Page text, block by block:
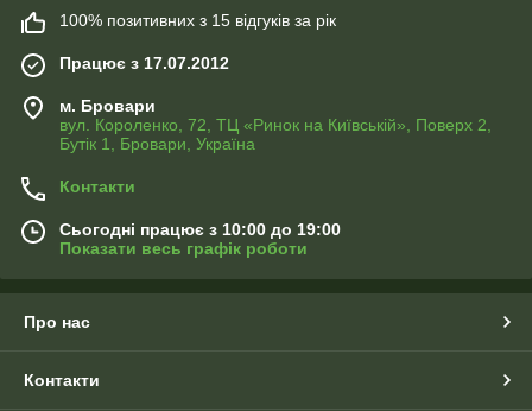
100% позитивних з 15 відгуків за рік
Працює з 17.07.2012
м. Бровари
вул. Короленко, 72, ТЦ «Ринок на Київській», Поверх 2,
Бутік 1, Бровари, Україна
Контакти
Сьогодні працює з 10:00 до 19:00
Показати весь графік роботи
Про нас
Контакти